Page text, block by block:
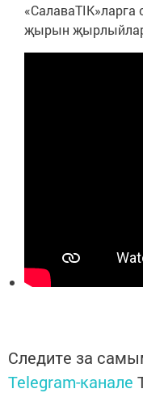
«СалаваTIK»ларга
җырын җырлыйлар
Следите за
Telegram-канале